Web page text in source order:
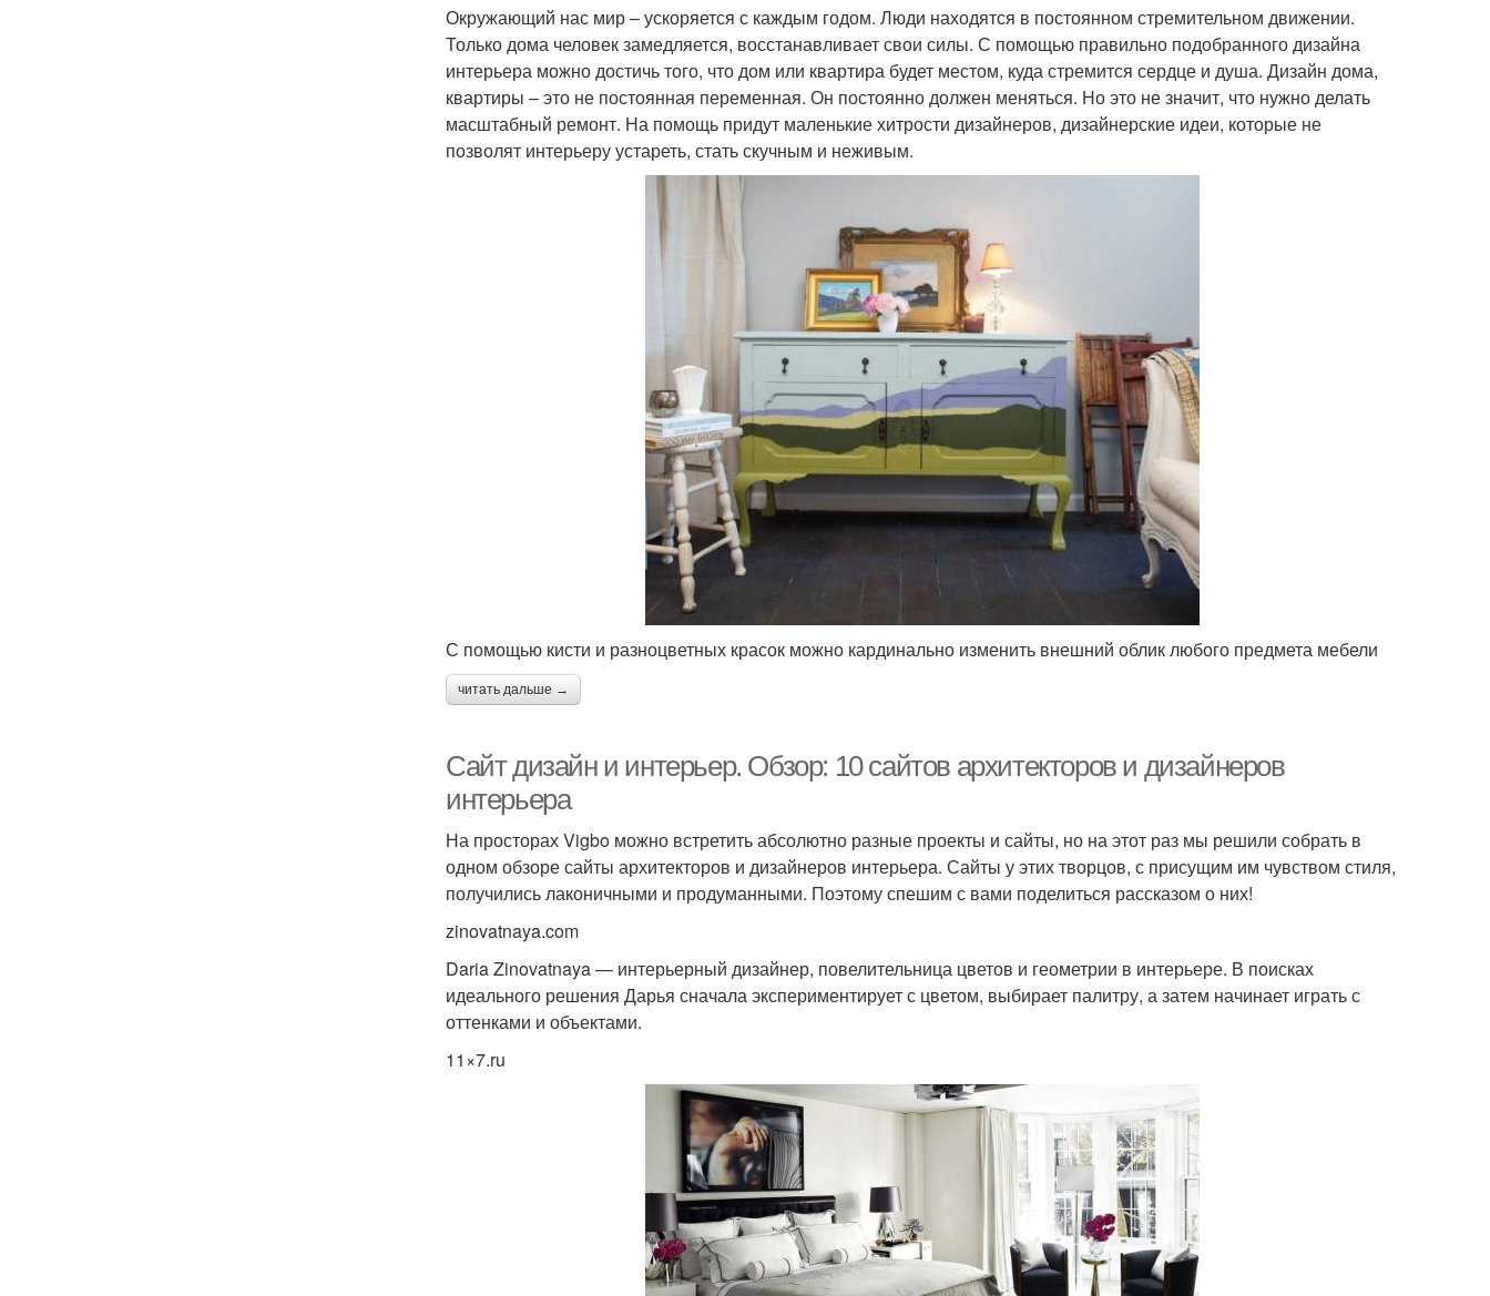
Окружающий нас мир – ускоряется с каждым годом. Люди находятся в постоянном стремительном движении.
Только дома человек замедляется, восстанавливает свои силы. С помощью правильно подобранного дизайна
интерьера можно достичь того, что дом или квартира будет местом, куда стремится сердце и душа. Дизайн дома,
квартиры – это не постоянная переменная. Он постоянно должен меняться. Но это не значит, что нужно делать
масштабный ремонт. На помощь придут маленькие хитрости дизайнеров, дизайнерские идеи, которые не
позволят интерьеру устареть, стать скучным и неживым.
С помощью кисти и разноцветных красок можно кардинально изменить внешний облик любого предмета мебели
читать дальше →
Сайт дизайн и интерьер. Обзор: 10 сайтов архитекторов и дизайнеров
интерьера
На просторах Vigbo можно встретить абсолютно разные проекты и сайты, но на этот раз мы решили собрать в
одном обзоре сайты архитекторов и дизайнеров интерьера. Сайты у этих творцов, с присущим им чувством стиля,
получились лаконичными и продуманными. Поэтому спешим с вами поделиться рассказом о них!
zinovatnaya.com
Daria Zinovatnaya — интерьерный дизайнер, повелительница цветов и геометрии в интерьере. В поисках
идеального решения Дарья сначала экспериментирует с цветом, выбирает палитру, а затем начинает играть с
оттенками и объектами.
11×7.ru